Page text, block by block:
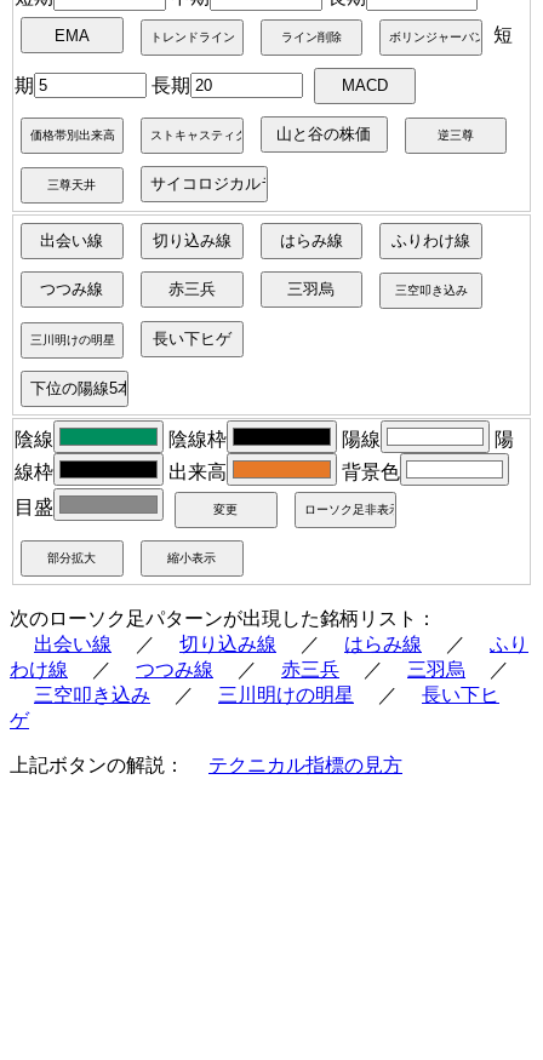
短
期 長期
陰線 陰線枠 陽線
陽
線枠
出来高
背景色
目盛
次のローソク足パターンが出現した銘柄リスト：
出会い線
／ 切り込み線 ／ はらみ線 ／
ふり
わけ線
／ つつみ線 ／ 赤三兵 ／ 三羽烏
／
三空叩き込み
／ 三川明けの明星 ／
長い下ヒ
ゲ
上記ボタンの解説： テクニカル指標の見方